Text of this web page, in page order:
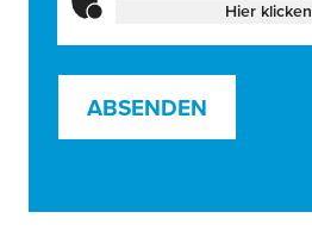
Hier klicken
ABSENDEN